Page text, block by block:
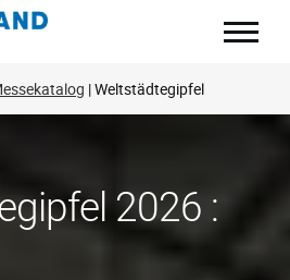
Weltstädtegipfel
2026 :